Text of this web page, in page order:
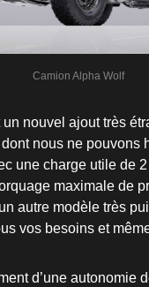
Camion Alpha Wolf
un nouvel ajout très
nous ne pouvons
une charge utile de
maximale de
autre modèle très
vos besoins et
d’une autonomie